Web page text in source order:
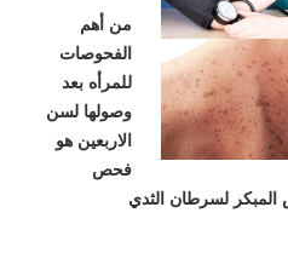
من أهم
الفحوصات
للمرأه بعد
وصولها لسن
الاربعين هو
فحص
المبكر لسرطان الثدي